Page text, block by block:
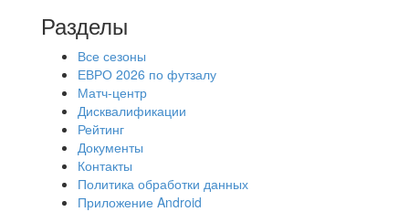
Разделы
Все сезоны
ЕВРО 2026 по футзалу
Матч-центр
Дисквалификации
Рейтинг
Документы
Контакты
Политика обработки данных
Приложение Android